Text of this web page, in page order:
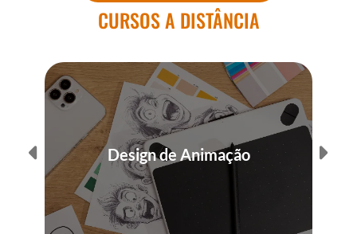
CURSOS A DISTÂNCIA
Design de Animação